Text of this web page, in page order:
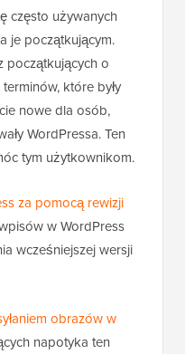
często używanych
je początkującym.
początkujących o
które były
nowe dla osób,
WordPressa. Ten
tym użytkownikom.
za pomocą rewizji
w WordPress
wcześniejszej wersji
obrazów w
napotyka ten